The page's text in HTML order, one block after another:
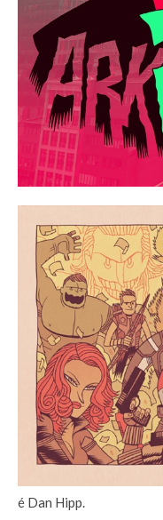
é Dan Hipp.